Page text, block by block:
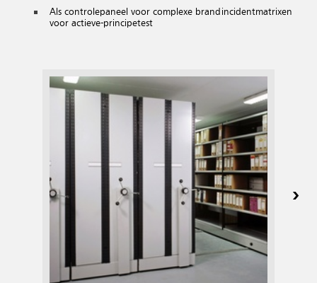
Als controlepaneel voor complexe brandincidentmatrixen
voor actieve-principetest